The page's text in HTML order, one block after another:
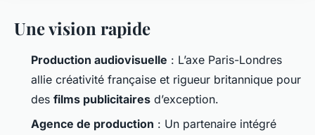
Une vision rapide
Production audiovisuelle : L’axe Paris-Londres
allie créativité française et rigueur britannique pour
des films publicitaires d’exception.
Agence de production : Un partenaire intégré